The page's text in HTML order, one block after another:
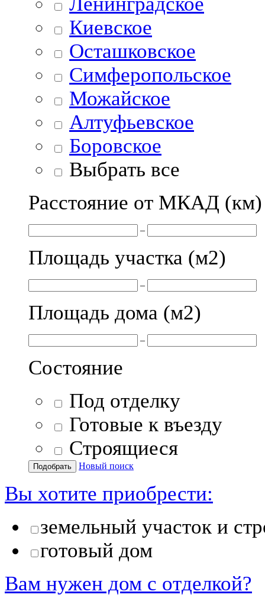
Киевское
Осташковское
Симферопольское
Можайское
Алтуфьевское
Боровское
Выбрать все
Расстояние от МКАД (км)
–
Площадь участка (м2)
–
Площадь дома (м2)
–
Состояние
Под отделку
Готовые к въезду
Строящиеся
Новый поиск
Вы хотите приобрести:
земельный участок и
готовый дом
Вам нужен дом с отделкой?